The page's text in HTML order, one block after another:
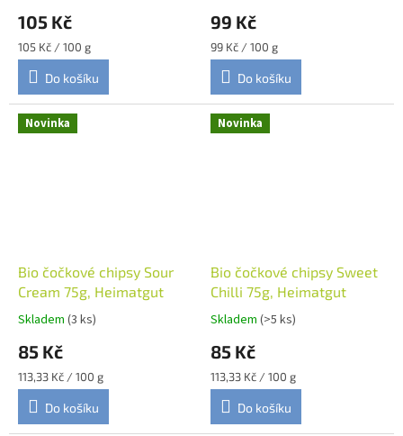
105 Kč
Měrná
cena:
105 Kč / 100 g
Do košíku
99 Kč
Měrná
cena:
99 Kč / 100 g
Do košíku
Novinka
Bio čočkové chipsy Sour
Cream 75g, Heimatgut
Skladem (3 ks)
85 Kč
Měrná
cena:
113,33 Kč / 100 g
Do košíku
Novinka
Bio čočkové chipsy Sweet
Chilli 75g, Heimatgut
Skladem (>5 ks)
85 Kč
Měrná
cena:
113,33 Kč / 100 g
Do košíku